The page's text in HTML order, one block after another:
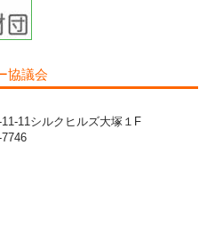
協議会
11シルクヒルズ大塚１F